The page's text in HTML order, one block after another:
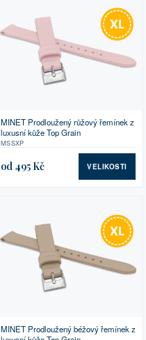
MINET Prodloužený růžový řemínek z
luxusní kůže Top Grain
MSSXP
od 495 Kč VELIKOSTI
MINET Prodloužený béžový řemínek z